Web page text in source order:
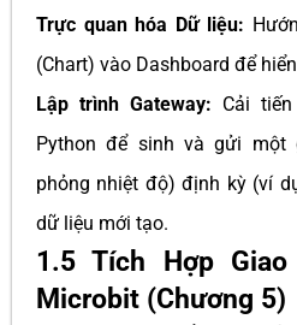
Trực quan hóa Dữ liệu:
(Chart) vào Dashboard để
Lập trình Gateway: Cải
Python để sinh và gửi một
phỏng nhiệt độ) định kỳ (ví
dữ liệu mới tạo.
1.5 Tích Hợp
Microbit (Chương 5)